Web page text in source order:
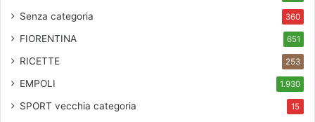
Senza categoria 360
FIORENTINA 651
RICETTE 253
EMPOLI 1.930
SPORT vecchia categoria 15